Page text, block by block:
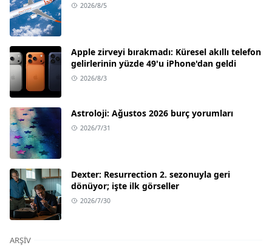
2026/8/5
Apple zirveyi bırakmadı: Küresel akıllı telefon
gelirlerinin yüzde 49'u iPhone'dan geldi
2026/8/3
Astroloji: Ağustos 2026 burç yorumları
2026/7/31
Dexter: Resurrection 2. sezonuyla geri
dönüyor; işte ilk görseller
2026/7/30
ARŞIV